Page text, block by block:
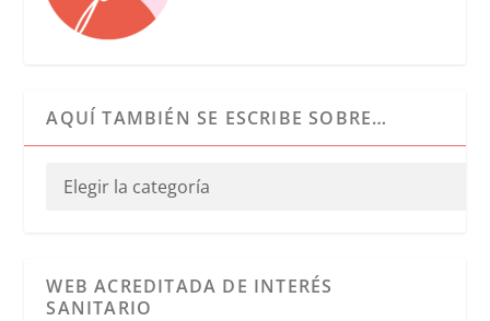
AQUÍ TAMBIÉN SE ESCRIBE SOBRE…
WEB ACREDITADA DE INTERÉS
SANITARIO